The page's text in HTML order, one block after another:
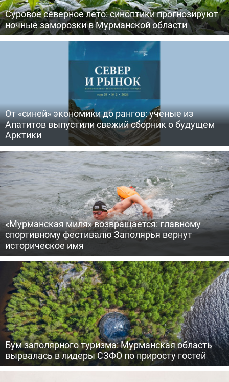
Суровое северное лето: синоптики прогнозируют
ночные заморозки в Мурманской области
От «синей» экономики до рангов: ученые из
Апатитов выпустили свежий сборник о будущем
Арктики
«Мурманская миля» возвращается: главному
спортивному фестивалю Заполярья вернут
историческое имя
Бум заполярного туризма: Мурманская область
вырвалась в лидеры СЗФО по приросту гостей